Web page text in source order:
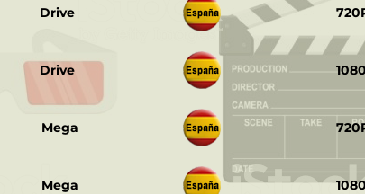
Drive ‎ ‎ ‎ ‎ ‎ ‎
Drive ‎ ‎ ‎ ‎ ‎ ‎
Mega ‎ ‎ ‎ ‎ ‎ ‎
Mega ‎ ‎ ‎ ‎ ‎ ‎